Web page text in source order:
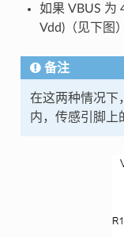
如果 VBUS 为
Vdd)（见下图
备注
在这两种情况下
内，传感引脚上